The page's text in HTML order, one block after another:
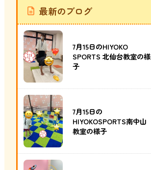
最新のブログ
7月15日のHIYOKO
SPORTS 北仙台教室の様
子
7月15日の
HIYOKOSPORTS南中山
教室の様子